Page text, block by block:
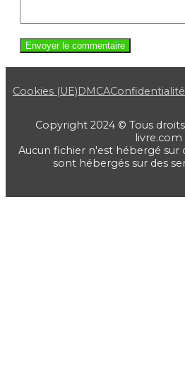
Cookies (UE)DMCAConfidentialité
Copyright 2024 © Tous
livre.com
Aucun fichier n'est hébergé sur
sont hébergés sur des